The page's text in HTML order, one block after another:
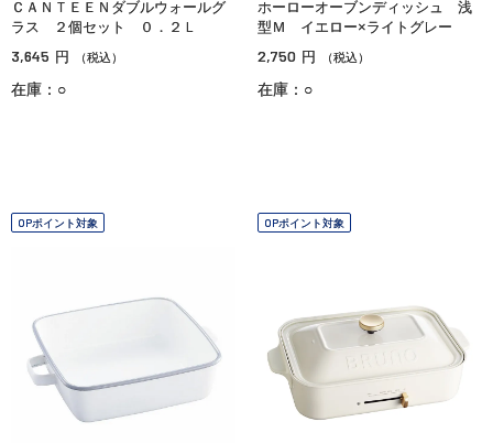
ＣＡＮＴＥＥＮダブルウォールグ
ラス ２個セット ０．２Ｌ
3,645 円 （税込）
在庫：○
ホーローオーブンディッシュ 浅
型Ｍ イエロー×ライトグレー
2,750 円 （税込）
在庫：○
OPポイント対象 OPポイント対象